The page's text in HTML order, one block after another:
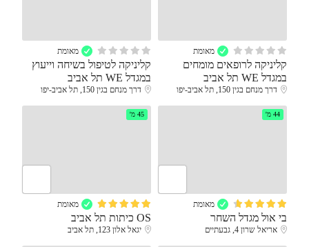
מאומת
קליניקה לרופאים מומחים
במגדל WE תל אביב
דרך מנחם בגין 150, תל אביב-יפו
מאומת
קליניקה לטיפול בשיחה וייעוץ
במגדל WE תל אביב
דרך מנחם בגין 150, תל אביב-יפו
מאומת
44 מ'
בי אול מגדל השחר
אריאל שרון 4, גבעתיים
מאומת
45 מ'
OS כיתות תל אביב
יגאל אלון 123, תל אביב